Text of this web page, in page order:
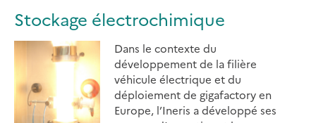
Stockage électrochimique
Dans le contexte du
développement de la filière
véhicule électrique et du
déploiement de gigafactory en
Europe, l’Ineris a développé ses